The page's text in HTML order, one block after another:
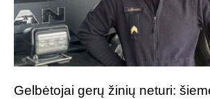
Gelbėtojai gerų žinių neturi: